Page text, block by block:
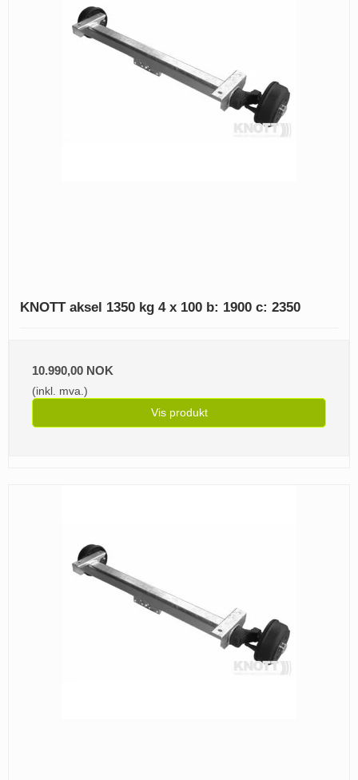
KNOTT aksel 1350 kg 4 x 100 b: 1900 c: 2350
10.990,00 NOK
(inkl. mva.)
Vis produkt